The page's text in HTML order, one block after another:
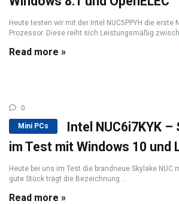
Heute testen wir mit der Intel NUC5PPYH die erste
Prozessor. Diese reiht sich Leistungsmäßig
Read more »
0
Mini PCs
Intel NUC6i7KYK –
im Test mit Windows 10 und
Heute bei uns im Test die brandneue Skylake NUC
gute Stück trägt die Bezeichnung ...
Read more »